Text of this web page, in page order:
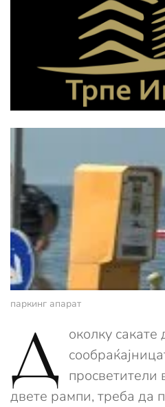
паркинг апарат
Д околку
просветители
двете рампи, треба да